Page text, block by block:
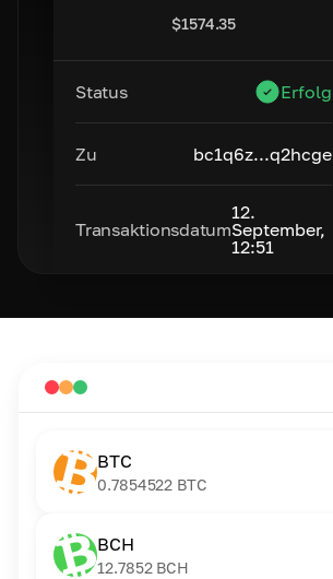
$1574.35
Status Erfolg
Zu bc1q6z...q2hcge
Transaktionsdatum
12.
September,
12:51
BTC
0.7854522 BTC
BCH
12.7852 BCH